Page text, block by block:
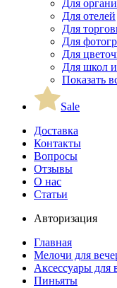
Для
Для отелей
Для
Для
Для
Для школ и
Показать
Sale
Доставка
Контакты
Вопросы
Отзывы
О нас
Статьи
Авторизация
Главная
Мелочи для
Аксессуары для
Пиньяты